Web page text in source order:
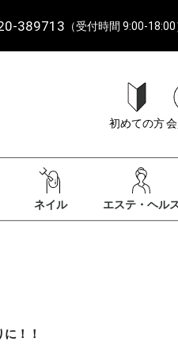
389713 （受付時間 9:00-18:00
初めての方
ネイル エステ・ヘル
！！